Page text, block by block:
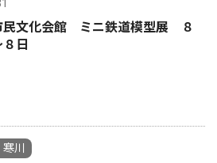
民文化会館 ミニ鉄道模型展 ８
日
川